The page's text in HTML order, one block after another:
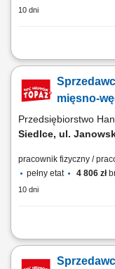
10 dni
Opis stanowiska:
mięsa, wędlin i serów,
monitorowaniemięsno-
Przedsiębiorstwo
Siedlce, ul.
pracownik fizyczny /
pełny etat
4 806 zł
10 dni
Opis stanowiska:
mięsa, wędlin i serów,